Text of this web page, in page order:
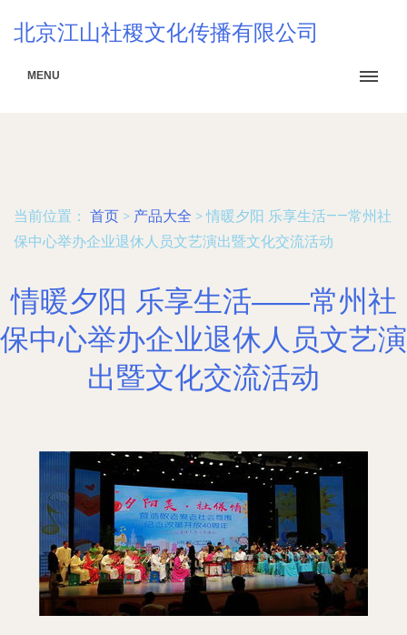
北京江山社稷文化传播有限公司
MENU
当前位置： 首页 > 产品大全 > 情暖夕阳 乐享生活——常州社
保中心举办企业退休人员文艺演出暨文化交流活动
情暖夕阳 乐享生活——常州社
保中心举办企业退休人员文艺演
出暨文化交流活动